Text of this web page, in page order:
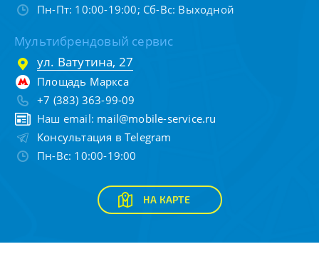
Пн-Пт: 10:00-19:00; Сб-Вс: Выходной
Мультибрендовый сервис
ул. Ватутина, 27
Площадь Маркса
+7 (383) 363-99-09
Наш email: mail@mobile-service.ru
Консультация в Telegram
Пн-Вс: 10:00-19:00
НА КАРТЕ